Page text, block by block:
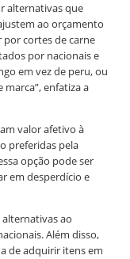
alternativas que
ao orçamento
por cortes de carne
por nacionais e
em vez de peru, ou
marca”, enfatiza a
valor afetivo à
preferidas pela
opção pode ser
em desperdício e
ao
Além disso,
de adquirir itens em